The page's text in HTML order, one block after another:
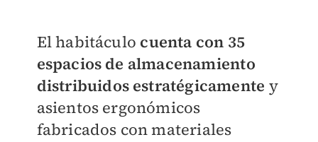
El habitáculo cuenta con 35
espacios de almacenamiento
distribuidos estratégicamente y
asientos ergonómicos
fabricados con materiales